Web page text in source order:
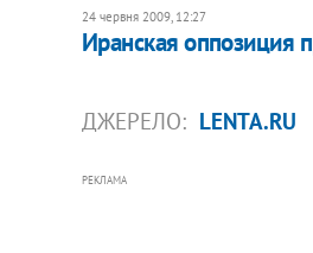
24 червня 2009, 12:27
Иранская оппозиция
ДЖЕРЕЛО: LENTA.RU
РЕКЛАМА